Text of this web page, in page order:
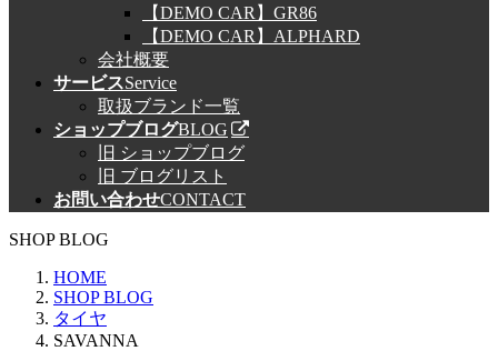
【DEMO CAR】GR86
【DEMO CAR】ALPHARD
会社概要
サービスService
取扱ブランド一覧
ショップブログBLOG
旧 ショップブログ
旧 ブログリスト
お問い合わせCONTACT
SHOP BLOG
HOME
SHOP BLOG
タイヤ
SAVANNA